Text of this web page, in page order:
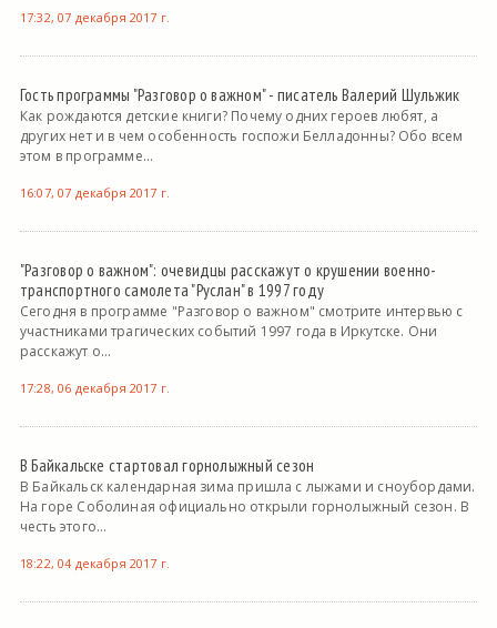
17:32, 07 декабря 2017 г.
Гость программы "Разговор о важном" - писатель Валерий Шульжик
Как рождаются детские книги? Почему одних героев любят, а
других нет и в чем особенность госпожи Белладонны? Обо всем
этом в программе...
16:07, 07 декабря 2017 г.
"Разговор о важном": очевидцы расскажут о крушении военно-
транспортного самолета "Руслан" в 1997 году
Сегодня в программе "Разговор о важном" смотрите интервью с
участниками трагических событий 1997 года в Иркутске. Они
расскажут о...
17:28, 06 декабря 2017 г.
В Байкальске стартовал горнолыжный сезон
В Байкальск календарная зима пришла с лыжами и сноубордами.
На горе Соболиная официально открыли горнолыжный сезон. В
честь этого...
18:22, 04 декабря 2017 г.